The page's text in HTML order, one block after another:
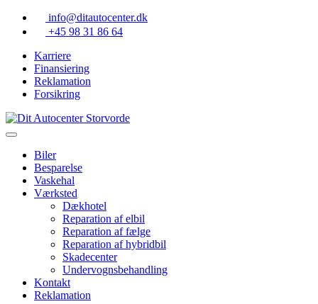
Skip
info@ditautocenter.dk
+45 98 31 86 64
Karriere
Finansiering
Reklamation
Forsikring
Biler
Besparelse
Vaskehal
Værksted
Dækhotel
Reparation af elbil
Reparation af fælge
Reparation af hybridbil
Skadecenter
Undervognsbehandling
Kontakt
Reklamation